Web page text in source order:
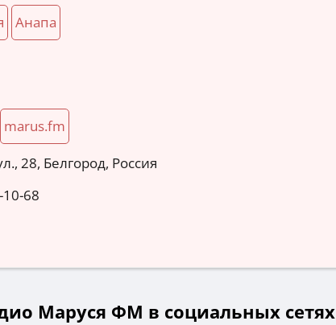
Анапа
marus.fm
28, Белгород, Россия
68
Маруся ФМ в социальных сетях